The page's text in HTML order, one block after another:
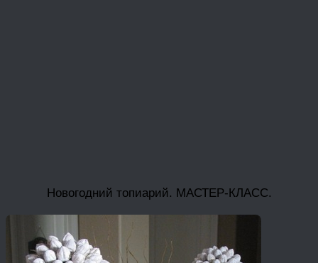
Новогодний топиарий. МАСТЕР-КЛАСС.